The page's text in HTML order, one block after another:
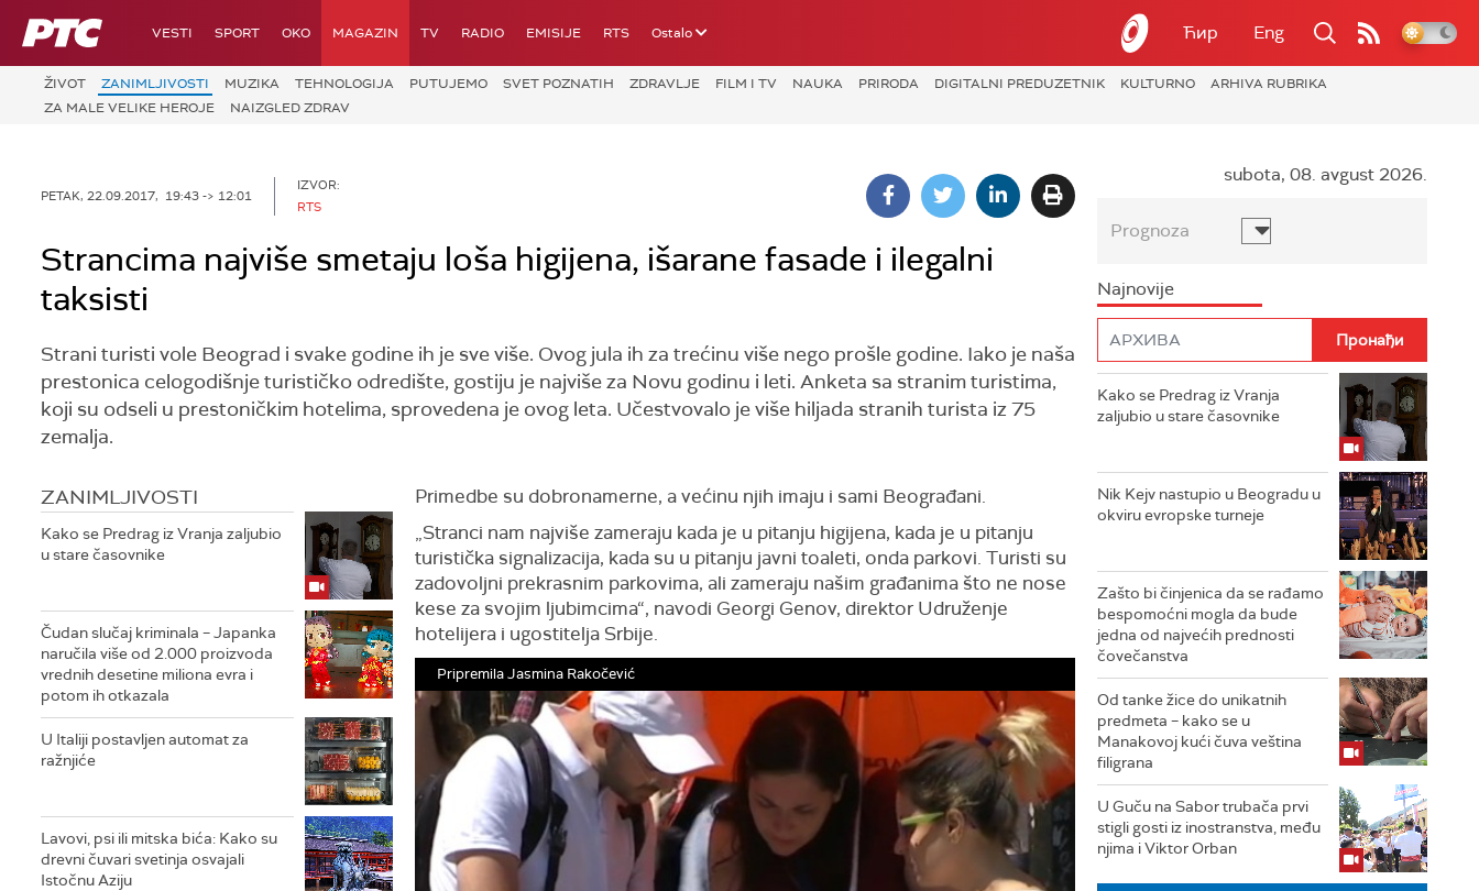
RTS VESTI SPORT OKO MAGAZIN TV RADIO EMISIJE RTS Ostalo Ћир Eng
ŽIVOT ZANIMLJIVOSTI MUZIKA TEHNOLOGIJA PUTUJEMO SVET POZNATIH ZDRAVLJE FILM I TV NAUKA PRIRODA DIGITALNI PREDUZETNIK KULTURNO
ARHIVA RUBRIKA
ZA MALE VELIKE HEROJE
NAIZGLED ZDRAV
PETAK, 22.09.2017, 19:43 -> 12:01
IZVOR:
RTS
Strancima najviše smetaju loša higijena, išarane fasade i ilegalni
taksisti
Strani turisti vole Beograd i svake godine ih je sve više. Ovog jula ih za trećinu više nego prošle godine. Iako je naša
prestonica celogodišnje turističko odredište, gostiju je najviše za Novu godinu i leti. Anketa sa stranim turistima,
koji su odseli u prestoničkim hotelima, sprovedena je ovog leta. Učestvovalo je više hiljada stranih turista iz 75
zemalja.
ZANIMLJIVOSTI
Kako se Predrag iz Vranja zaljubio
u stare časovnike
Čudan slučaj kriminala – Japanka
naručila više od 2.000 proizvoda
vrednih desetine miliona evra i
potom ih otkazala
U Italiji postavljen automat za
ražnjiće
Lavovi, psi ili mitska bića: Kako su
drevni čuvari svetinja osvajali
Istočnu Aziju
Primedbe su dobronamerne, a većinu njih imaju i sami Beograđani.
„Stranci nam najviše zameraju kada je u pitanju higijena, kada je u pitanju
turistička signalizacija, kada su u pitanju javni toaleti, onda parkovi. Turisti su
zadovoljni prekrasnim parkovima, ali zameraju našim građanima što ne nose
kese za svojim ljubimcima“, navodi Georgi Genov, direktor Udruženje
hotelijera i ugostitelja Srbije.
Pripremila Jasmina Rakočević
subota, 08. avgust 2026.
Prognoza
Najnovije
Kako se Predrag iz Vranja
zaljubio u stare časovnike
Nik Kejv nastupio u Beogradu u
okviru evropske turneje
Zašto bi činjenica da se rađamo
bespomoćni mogla da bude
jedna od najvećih prednosti
čovečanstva
Od tanke žice do unikatnih
predmeta – kako se u
Manakovoj kući čuva veština
filigrana
U Guču na Sabor trubača prvi
stigli gosti iz inostranstva, među
njima i Viktor Orban